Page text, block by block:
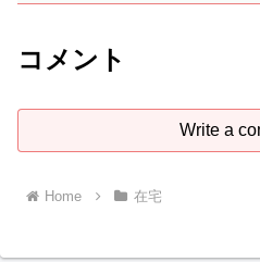
コメント
Write a
Home 在宅